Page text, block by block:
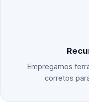
Empregamos
corretos